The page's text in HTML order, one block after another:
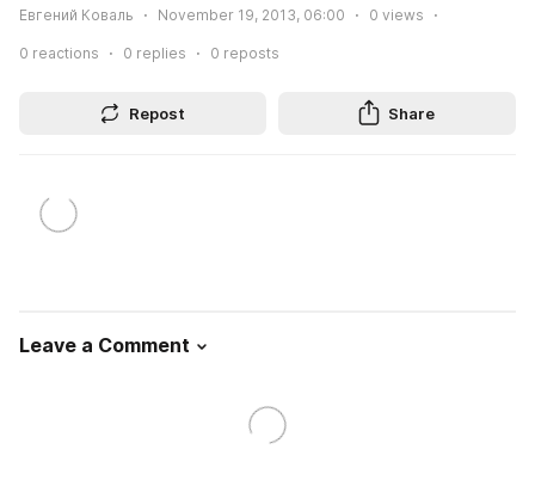
Евгений Коваль November 19, 2013, 06:00 0 views
0 reactions 0 replies 0 reposts
Repost Share
Leave a Comment